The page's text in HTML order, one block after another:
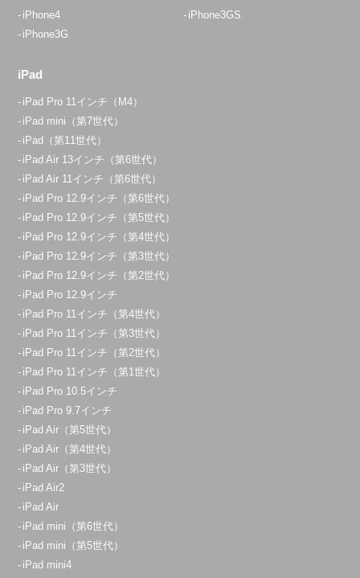
iPhone4
iPhone3GS
iPhone3G
iPad
iPad Pro 11インチ（M4）
iPad mini（第7世代）
iPad（第11世代）
iPad Air 13インチ（第6世代）
iPad Air 11インチ（第6世代）
iPad Pro 12.9インチ（第6世代）
iPad Pro 12.9インチ（第5世代）
iPad Pro 12.9インチ（第4世代）
iPad Pro 12.9インチ（第3世代）
iPad Pro 12.9インチ（第2世代）
iPad Pro 12.9インチ
iPad Pro 11インチ（第4世代）
iPad Pro 11インチ（第3世代）
iPad Pro 11インチ（第2世代）
iPad Pro 11インチ（第1世代）
iPad Pro 10.5インチ
iPad Pro 9.7インチ
iPad Air（第5世代）
iPad Air（第4世代）
iPad Air（第3世代）
iPad Air2
iPad Air
iPad mini（第6世代）
iPad mini（第5世代）
iPad mini4